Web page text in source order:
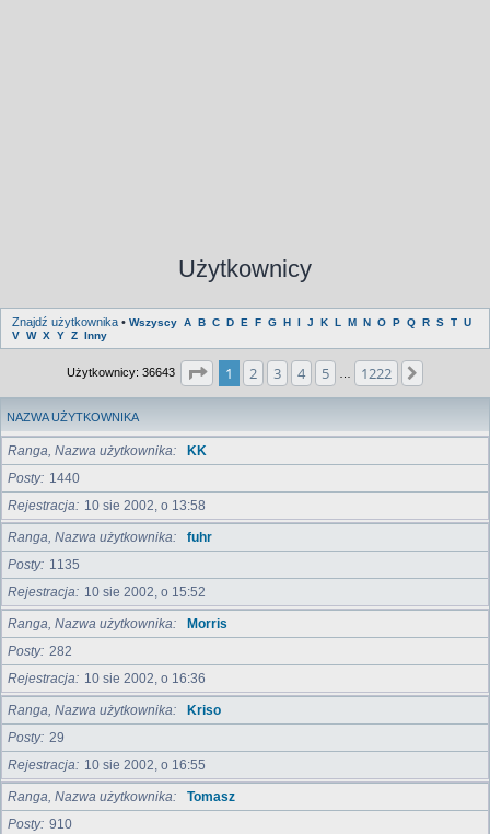
Użytkownicy
Znajdź użytkownika • Wszyscy A B C D E F G H I J K L M N O P Q R S T U
V W X Y Z Inny
Użytkownicy: 36643 Strona1 z1222
1 2 3 4 5 1222
NAZWA UŻYTKOWNIKA
Ranga, Nazwa użytkownika
KK
Posty
1440
Rejestracja
10 sie 2002, o 13:58
Ranga, Nazwa użytkownika
fuhr
Posty
1135
Rejestracja
10 sie 2002, o 15:52
Ranga, Nazwa użytkownika
Morris
Posty 282
Rejestracja
10 sie 2002, o 16:36
Ranga, Nazwa użytkownika
Kriso
Posty 29
Rejestracja
10 sie 2002, o 16:55
Ranga, Nazwa użytkownika
Tomasz
Posty 910